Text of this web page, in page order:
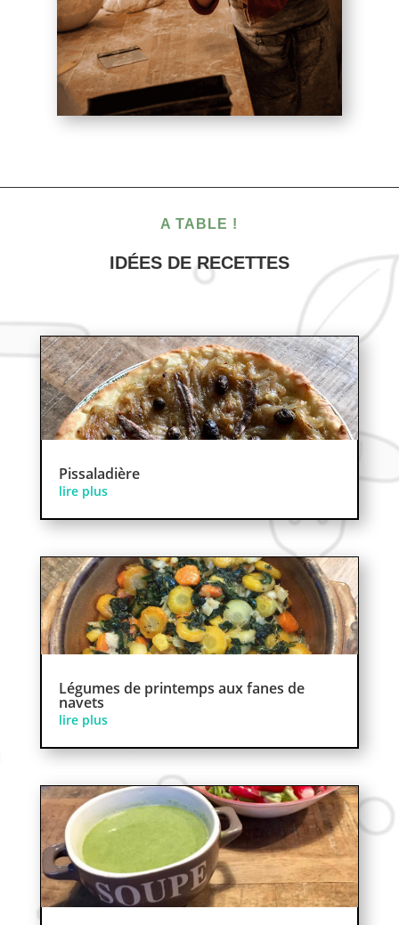
A TABLE !
IDÉES DE RECETTES
Pissaladière
lire plus
Légumes de printemps aux fanes de
navets
lire plus